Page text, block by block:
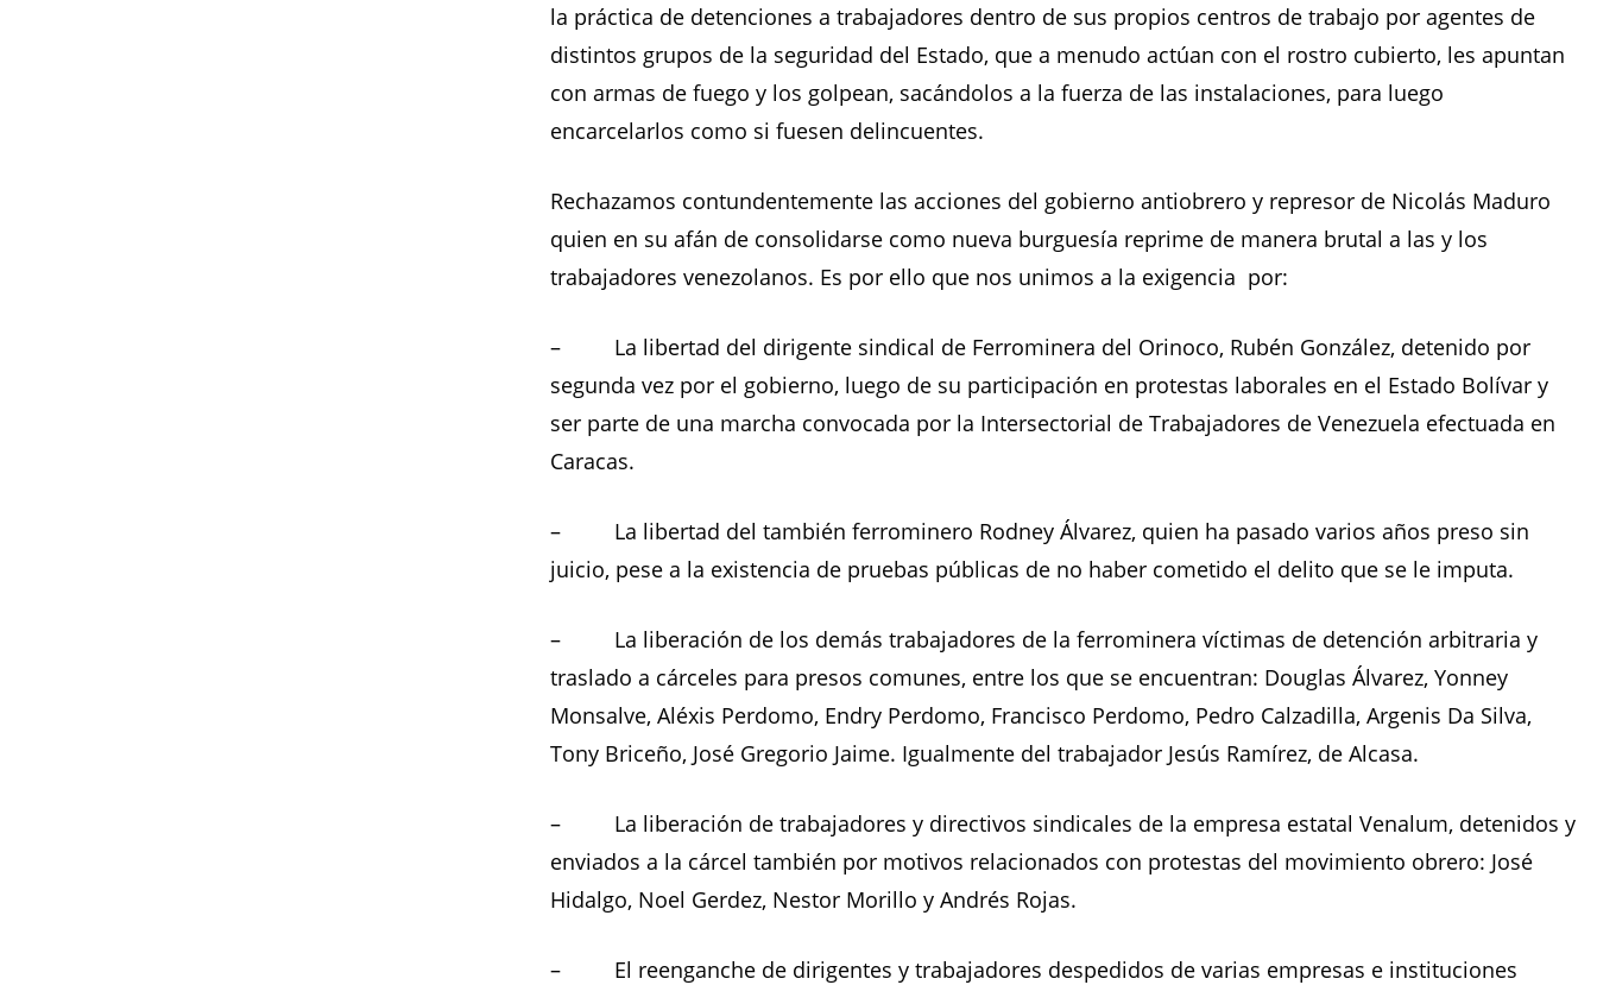
la práctica de detenciones a trabajadores dentro de sus propios centros de trabajo por agentes de
distintos grupos de la seguridad del Estado, que a menudo actúan con el rostro cubierto, les apuntan
con armas de fuego y los golpean, sacándolos a la fuerza de las instalaciones, para luego
encarcelarlos como si fuesen delincuentes.
Rechazamos contundentemente las acciones del gobierno antiobrero y represor de Nicolás Maduro
quien en su afán de consolidarse como nueva burguesía reprime de manera brutal a las y los
trabajadores venezolanos. Es por ello que nos unimos a la exigencia por:
– La libertad del dirigente sindical de Ferrominera del Orinoco, Rubén González, detenido por
segunda vez por el gobierno, luego de su participación en protestas laborales en el Estado Bolívar y
ser parte de una marcha convocada por la Intersectorial de Trabajadores de Venezuela efectuada en
Caracas.
– La libertad del también ferrominero Rodney Álvarez, quien ha pasado varios años preso sin
juicio, pese a la existencia de pruebas públicas de no haber cometido el delito que se le imputa.
– La liberación de los demás trabajadores de la ferrominera víctimas de detención arbitraria y
traslado a cárceles para presos comunes, entre los que se encuentran: Douglas Álvarez, Yonney
Monsalve, Aléxis Perdomo, Endry Perdomo, Francisco Perdomo, Pedro Calzadilla, Argenis Da Silva,
Tony Briceño, José Gregorio Jaime. Igualmente del trabajador Jesús Ramírez, de Alcasa.
– La liberación de trabajadores y directivos sindicales de la empresa estatal Venalum, detenidos y
enviados a la cárcel también por motivos relacionados con protestas del movimiento obrero: José
Hidalgo, Noel Gerdez, Nestor Morillo y Andrés Rojas.
– El reenganche de dirigentes y trabajadores despedidos de varias empresas e instituciones